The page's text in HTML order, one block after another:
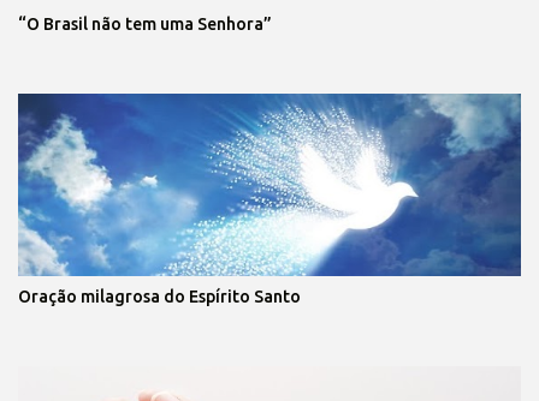
“O Brasil não tem uma Senhora”
Oração milagrosa do Espírito Santo